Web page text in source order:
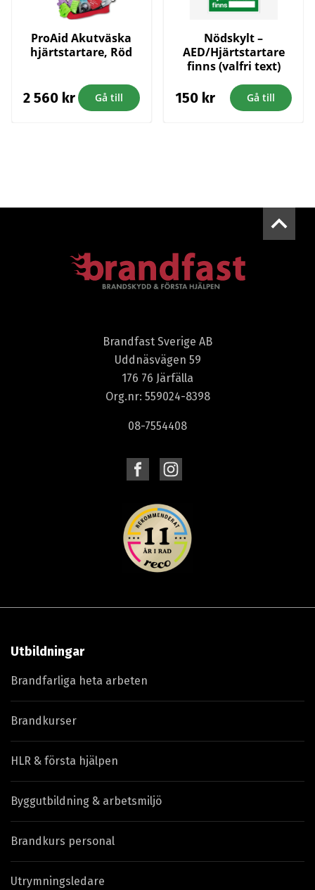
ProAid Akutväska
hjärtstartare, Röd
2 560 kr Gå till
Nödskylt –
AED/Hjärtstartare
finns (valfri text)
150 kr Gå till
Brandfast Sverige AB
Uddnäsvägen 59
176 76 Järfälla
Org.nr: 559024-8398
08-7554408
Utbildningar
Brandfarliga heta arbeten
Brandkurser
HLR & första hjälpen
Byggutbildning & arbetsmiljö
Brandkurs personal
Utrymningsledare